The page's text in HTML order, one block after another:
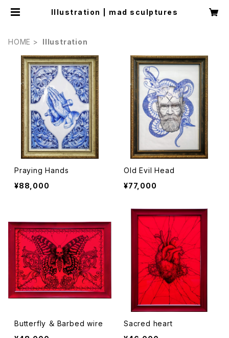
Illustration | mad sculptures
HOME Illustration
Praying Hands
¥88,000
Old Evil Head
¥77,000
Butterfly ＆ Barbed wire
Sacred heart